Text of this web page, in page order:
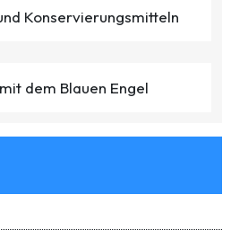
Konservierungsmitteln
dem Blauen Engel